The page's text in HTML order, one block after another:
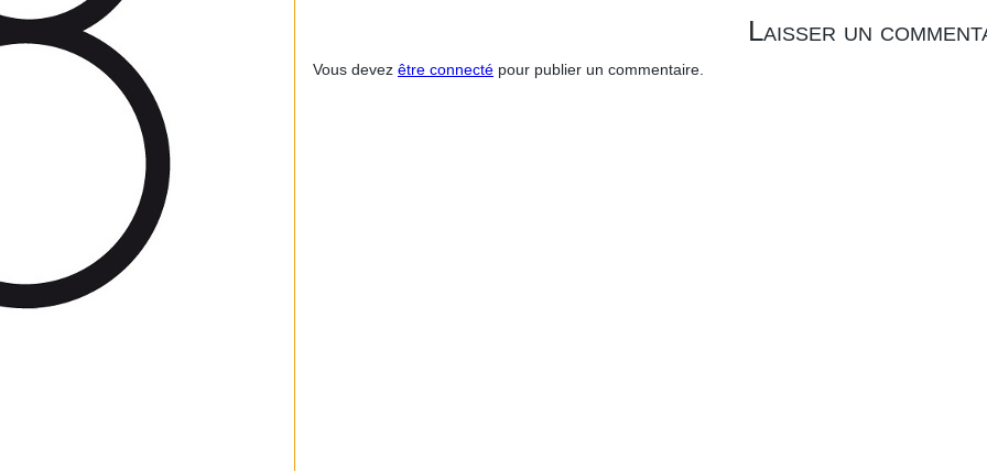
Laisser un
Vous devez être connecté pour publier un commentaire.